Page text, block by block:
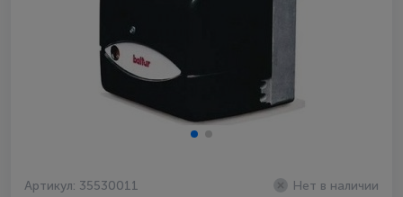
Артикул: 35530011 Нет в наличии